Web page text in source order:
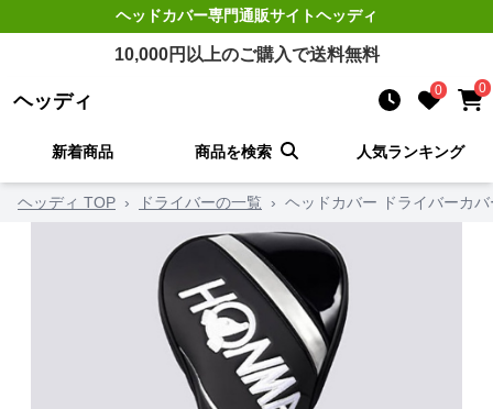
ヘッドカバー専門通販サイトヘッディ
10,000円以上のご購入で送料無料
ヘッディ 0 0
新着商品 商品を検索 人気ランキング
ヘッディ TOP › ドライバーの一覧 › ヘッドカバー ドライバーカ